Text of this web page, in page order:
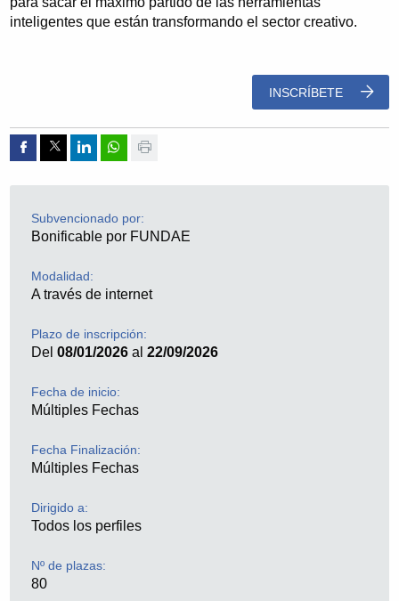
inteligentes que están transformando el sector creativo.
INSCRÍBETE
Compartir por Facebook
Compartir por Twitter
Compartir por Linkedin
Compartir por whatsapp
Imprimir
Subvencionado por:
Bonificable por FUNDAE
Modalidad:
A través de internet
Plazo de inscripción:
Del08/01/2026 al22/09/2026
Fecha de inicio:
Múltiples Fechas
Fecha Finalización:
Múltiples Fechas
Dirigido a:
Todos los perfiles
Nº de plazas:
80